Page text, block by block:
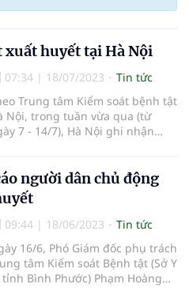
xuất huyết tại Hà Nội
07:34 | 18/07/2023
Tin tức
Trung tâm Kiểm soát bệnh tật
Nội, trong tuần vừa qua (từ
7 - 14/7), Hà Nội ghi nhận
đó, không có ca tử vong.
người dân chủ động
09:44 | 18/06/2023
Tin tức
16/6, Phó Giám đốc phụ trách
tâm Kiểm soát Bệnh tật (Sở Y
Bình Phước) Phạm Hoàng